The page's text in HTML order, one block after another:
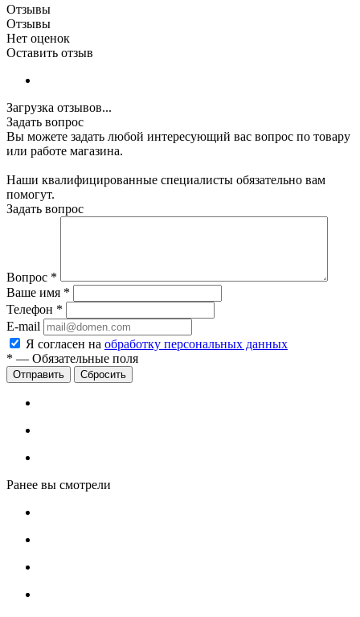
Отзывы
Отзывы
Нет оценок
Оставить отзыв
Загрузка отзывов...
Задать вопрос
Вы можете задать любой интересующий вас вопрос по товару
или работе магазина.
Наши квалифицированные специалисты обязательно вам
помогут.
Задать вопрос
Вопрос *
Ваше имя *
Телефон *
E-mail
Я согласен на обработку персональных данных
* — Обязательные поля
Сбросить
Ранее вы смотрели